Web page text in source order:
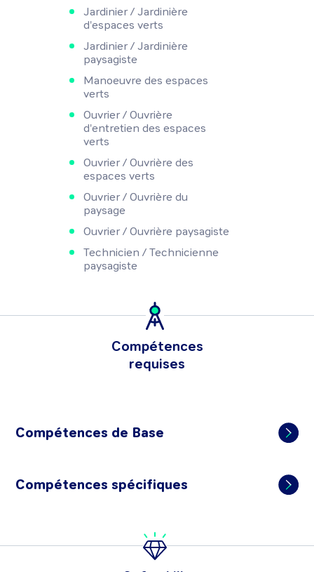
Jardinier / Jardinière
d'espaces verts
Jardinier / Jardinière
paysagiste
Manoeuvre des espaces
verts
Ouvrier / Ouvrière
d'entretien des espaces
verts
Ouvrier / Ouvrière des
espaces verts
Ouvrier / Ouvrière du
paysage
Ouvrier / Ouvrière paysagiste
Technicien / Technicienne
paysagiste
Compétences
requises
Compétences de Base
Compétences spécifiques